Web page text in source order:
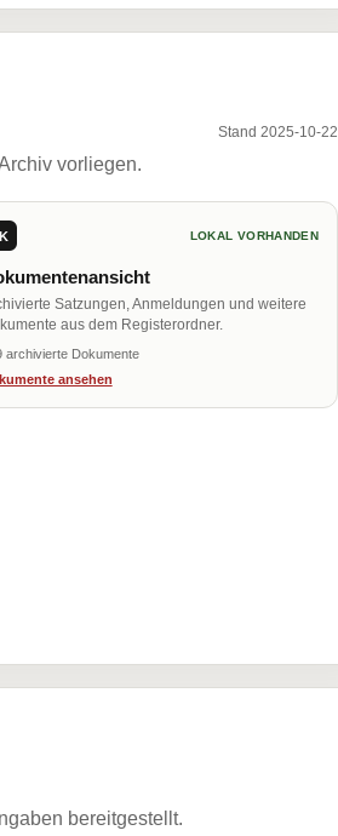
Stand 2025-10-22
vorliegen.
LOKAL VORHANDEN
Satzungen, Anmeldungen und weitere
aus dem Registerordner.
archivierte Dokumente
ansehen
bereitgestellt.